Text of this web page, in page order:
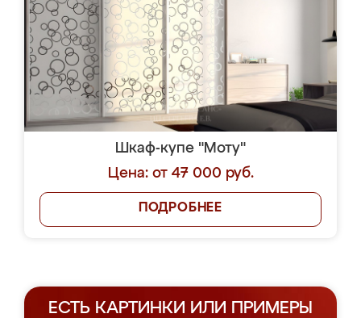
Шкаф-купе "Моту"
Цена: от 47 000 руб.
ПОДРОБНЕЕ
ЕСТЬ КАРТИНКИ ИЛИ ПРИМЕРЫ